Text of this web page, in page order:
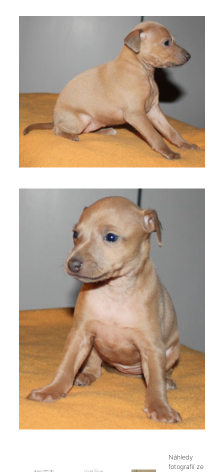
Náhledy
fotografií ze